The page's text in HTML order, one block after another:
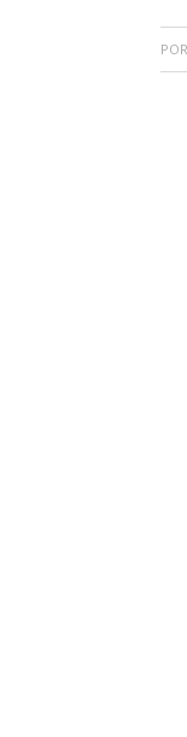
POR